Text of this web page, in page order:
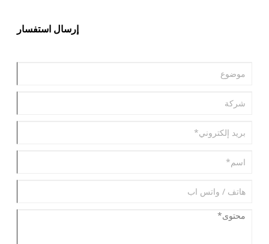
على التغلب على قيود المستحلبات التقليدية فحسب، بل يتيح أيضًا تطوير
منتجات العناية بالسيارات المبتكرة وعالية الأداء التي تلبي الاحتياجات
إرسال استفسار